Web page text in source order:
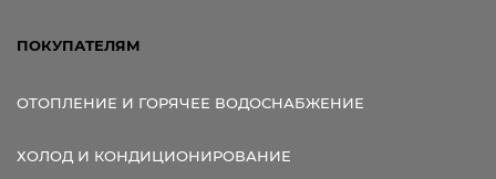
ПОКУПАТЕЛЯМ
ОТОПЛЕНИЕ И ГОРЯЧЕЕ ВОДОСНАБЖЕНИЕ
ХОЛОД И КОНДИЦИОНИРОВАНИЕ